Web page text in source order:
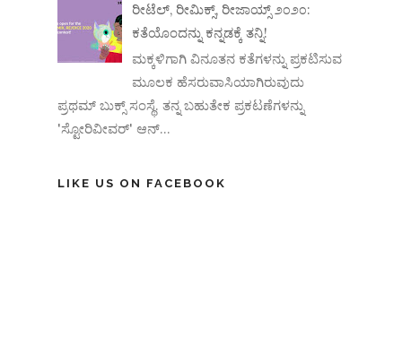
ರೀಟೆಲ್, ರೀಮಿಕ್ಸ್, ರೀಜಾಯ್ಸ್ ೨೦೨೦:
ಕತೆಯೊಂದನ್ನು ಕನ್ನಡಕ್ಕೆ ತನ್ನಿ!
ಮಕ್ಕಳಿಗಾಗಿ ವಿನೂತನ ಕತೆಗಳನ್ನು ಪ್ರಕಟಿಸುವ
ಮೂಲಕ ಹೆಸರುವಾಸಿಯಾಗಿರುವುದು
ಪ್ರಥಮ್ ಬುಕ್ಸ್ ಸಂಸ್ಥೆ. ತನ್ನ ಬಹುತೇಕ ಪ್ರಕಟಣೆಗಳನ್ನು
'ಸ್ಟೋರಿವೀವರ್' ಆನ್‌...
LIKE US ON FACEBOOK